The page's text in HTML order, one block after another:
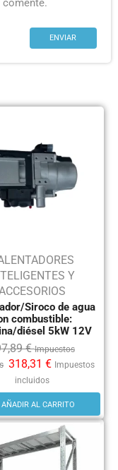
comente.
Y
Siroco de agua
combustible:
diésel 5kW 12V
€ Impuestos
318,31 € Impuestos
incluidos
AÑADIR AL CARRITO